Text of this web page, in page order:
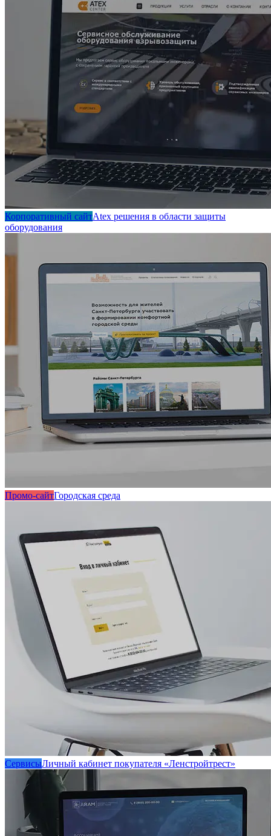
Корпоративный сайтAtex решения в области защиты
оборудования
Промо-сайтГородская среда
СервисыЛичный кабинет покупателя «Ленстройтрест»